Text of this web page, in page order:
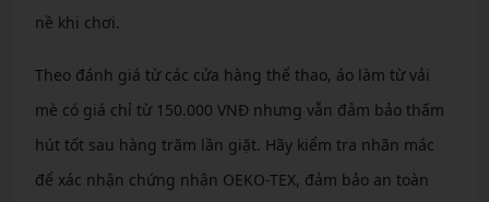
nề khi chơi.
Theo đánh giá từ các cửa hàng thể thao, áo làm từ vải
mè có giá chỉ từ 150.000 VNĐ nhưng vẫn đảm bảo thấm
hút tốt sau hàng trăm lần giặt. Hãy kiểm tra nhãn mác
để xác nhận chứng nhận OEKO-TEX, đảm bảo an toàn